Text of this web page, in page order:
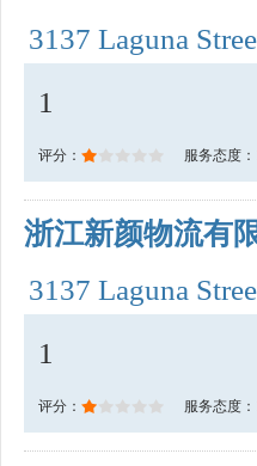
3137 Laguna
1
评分： 服务态度：
浙江新颜物流有
3137 Laguna
1
评分： 服务态度：